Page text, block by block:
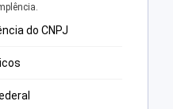
do CNPJ